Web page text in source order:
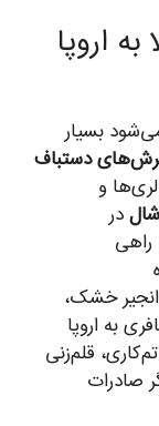
اروپا
بسیار
دستباف
و
در
راهی
انجیر خشک،
به اروپا
قلم‌زنی
صادرات